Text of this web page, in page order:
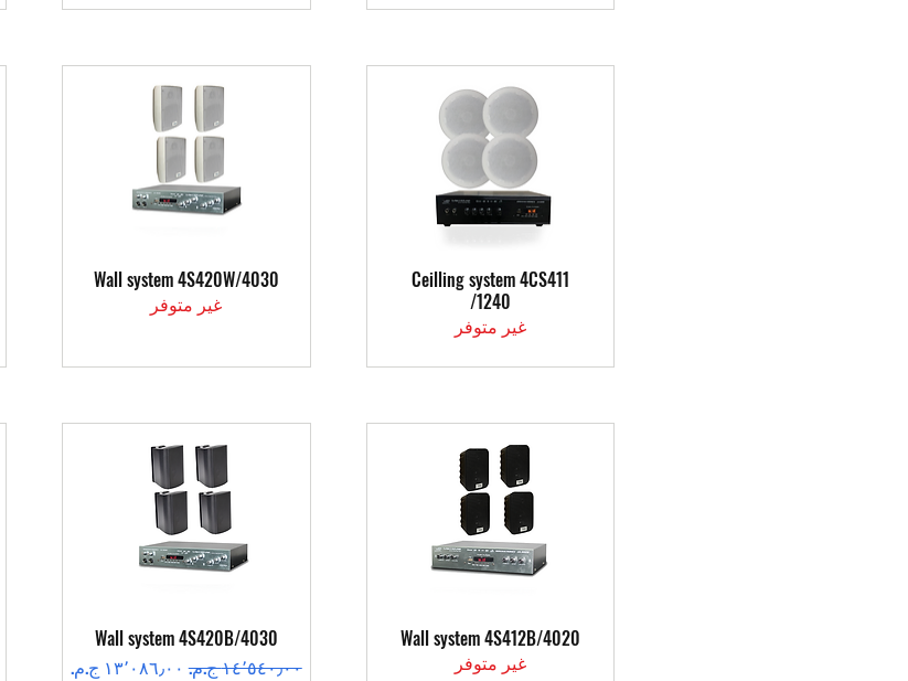
العرض السريع
Ceilling system 4CS411
/1240
غير متوفر
العرض السريع
Wall system 4S420W/4030
غير متوفر
العرض السريع
Wall system 4S412B/4020
غير متوفر
العرض السريع
Wall system 4S420B/4030
سعر عادي‏١٤٬٥٤٠٫٠٠ ج.م.‏ سعر البيع